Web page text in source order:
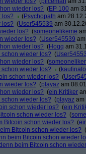
wieder los? (EP 100 am
los?
(Psychopath am
los? (User545539 am
los? (someonelikeme
wieder los? (User545539
wieder los? (Hoqq am
schon wieder los? (
wieder los? (
schon wieder los?
(
schon wieder los? (
wieder los? (playaz am
wieder los? (ein Kritiker
schon wieder los? (playaz am
schon wieder los? (ein
schon wieder los? (
Bitcoin schon wieder los? (
Bitcoin schon wieder los? (
beim Bitcoin schon wieder
beim Bitcoin schon